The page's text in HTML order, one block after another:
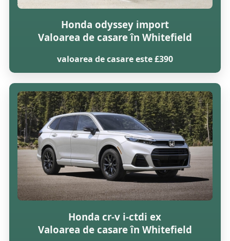
Honda odyssey import
Valoarea de casare în Whitefield
valoarea de casare este £390
Honda cr-v i-ctdi ex
Valoarea de casare în Whitefield